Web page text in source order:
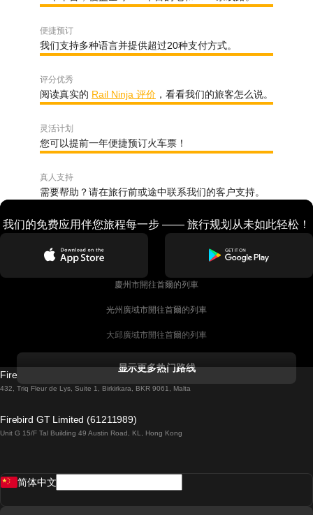
便捷预订
我们支持多种语言并提供超过20种支付方式。
评分优秀
阅读真实的 Rail Ninja 评价 ，看看我们的旅客怎么说。
灵活计划
您可以提前一年便捷预订火车票！
真人支持
需要帮助？请在旅行前或途中联系我们的客户支持。
我们的免费应用伴您旅程每一步 —— 旅行规划从未如此轻松！
慶州市開往首爾的列車
光州廣域市開往首爾的列車
大邱廣域市開往首爾的列車
都柏林開往戈尔韦的列車
羅馬開往拿坡里的列車
显示更多热门路线
Firebird GT Limited (OC 1451)
432, Triq Fleur de Lys, Suite 1, Birkirkara, BKR 9061, Malta
Firebird GT Limited (61211989)
Unit G 15/F Tal Building 49 Austin Road, KL, Hong Kong
简体中文